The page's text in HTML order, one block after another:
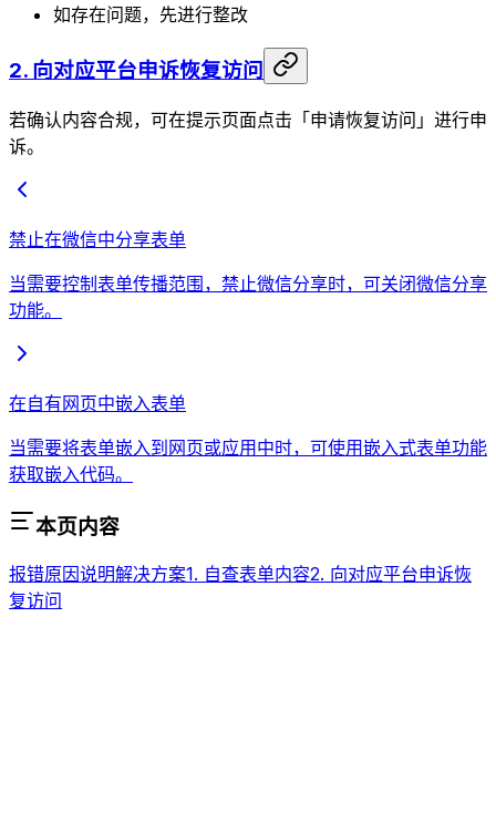
如存在问题，先进行整改
2. 向对应平台申诉恢复访问
若确认内容合规，可在提示页面点击「申请恢复访问」进行申
诉。
禁止在微信中分享表单
当需要控制表单传播范围，禁止微信分享时，可关闭微信分享
功能。
在自有网页中嵌入表单
当需要将表单嵌入到网页或应用中时，可使用嵌入式表单功能
获取嵌入代码。
本页内容
报错原因说明解决方案1. 自查表单内容2. 向对应平台申诉恢
复访问